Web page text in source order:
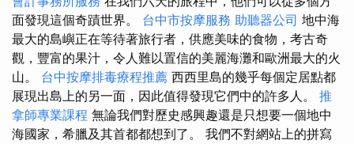
面發現這個奇蹟世界。 台中市按摩服務 助聽器公司 地中海
最大的島嶼正在等待著旅行者，供應美味的食物，考古奇
觀，豐富的果汁，令人難以置信的美麗海灘和歐洲最大的火
山。 台中按摩排毒療程推薦 西西里島的幾乎每個定居點都
展現出島上的另一面，因此值得發現它們中的許多人。 推
拿師專業課程 無論我們對歷史感興趣還是只想要一個地中
海國家，希臘及其首都都想到了。 我們不對網站上的拼寫